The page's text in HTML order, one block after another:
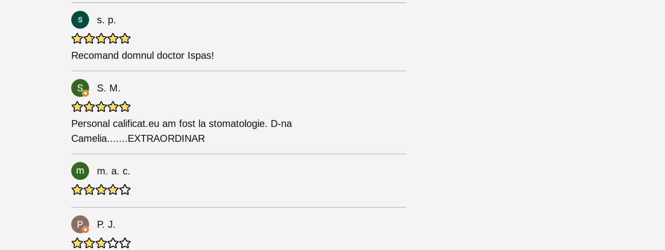
s. p.
Recomand domnul doctor Ispas!
S. M.
Personal calificat.eu am fost la stomatologie. D-na
Camelia.......EXTRAORDINAR
m. a. c.
P. J.